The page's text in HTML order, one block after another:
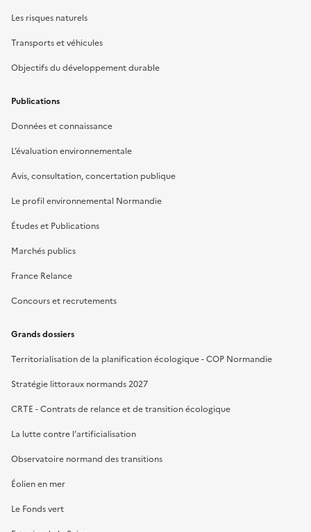
Les risques naturels
Transports et véhicules
Objectifs du développement durable
Publications
Données et connaissance
L’évaluation environnementale
Avis, consultation, concertation publique
Le profil environnemental Normandie
Études et Publications
Marchés publics
France Relance
Concours et recrutements
Grands dossiers
Territorialisation de la planification écologique - COP Normandie
Stratégie littoraux normands 2027
CRTE - Contrats de relance et de transition écologique
La lutte contre l’artificialisation
Observatoire normand des transitions
Éolien en mer
Le Fonds vert